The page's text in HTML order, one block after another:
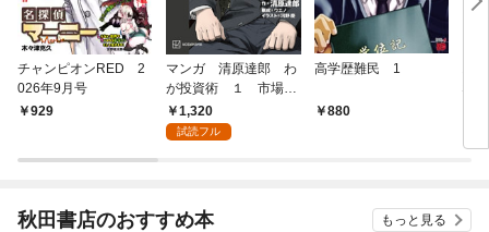
チャンピオンRED 2
026年9月号
929
マンガ 清原達郎 わ
が投資術 １ 市場は
誰に微笑むか
1,320
試読フル
高学歴難民 1
880
な
秋田書店のおすすめ本 もっと見る